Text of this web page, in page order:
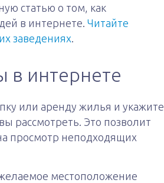
статью о том, как
в интернете. Читайте
заведениях.
в интернете
или аренду жилья и укажите
рассмотреть. Это позволит
просмотр неподходящих
местоположение